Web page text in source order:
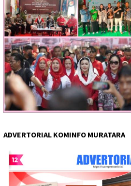
ADVERTORIAL KOMINFO MURATARA